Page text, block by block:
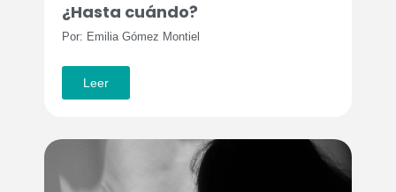
¿Hasta cuándo?
Por: Emilia Gómez Montiel
Leer